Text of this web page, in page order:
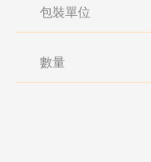
包裝單位
數量